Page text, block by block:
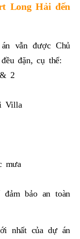
Long Hải đến
vẫn được Chủ
đặn, cụ thể:
2
Villa
mưa
bảo an toàn
nhất của dự án